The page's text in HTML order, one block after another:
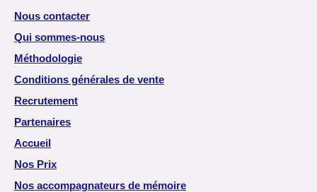
Nous contacter
Qui sommes-nous
Méthodologie
Conditions générales de vente
Recrutement
Partenaires
Accueil
Nos Prix
Nos accompagnateurs de mémoire